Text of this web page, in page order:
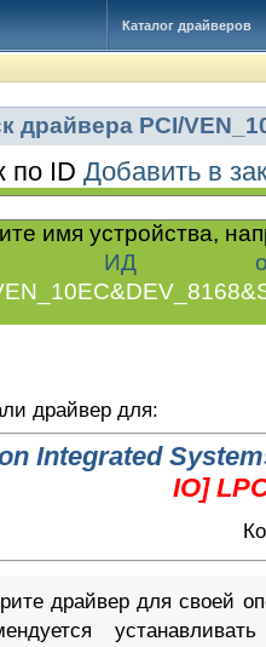
Каталог драйверов
драйвера PCI/
по ID Добавить в
имя устройства,
ИД
драйвер для:
Integrated
IO]
драйвер для своей